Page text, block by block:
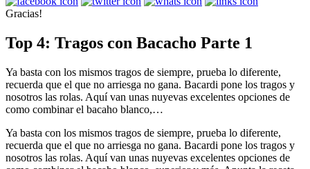
Gracias!
Top 4: Tragos con Bacacho Parte 1
Ya basta con los mismos tragos de siempre, prueba lo diferente,
recuerda que el que no arriesga no gana. Bacardi pone los tragos y
nosotros las rolas. Aquí van unas nuyevas excelentes opciones de
como combinar el bacaho blanco,…
Ya basta con los mismos tragos de siempre, prueba lo diferente,
recuerda que el que no arriesga no gana. Bacardi pone los tragos y
nosotros las rolas. Aquí van unas nuyevas excelentes opciones de